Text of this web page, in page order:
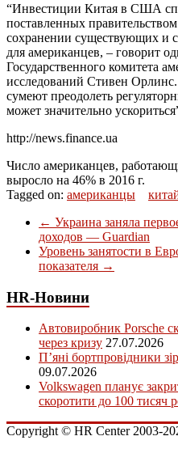
“Инвестиции Китая в США
поставленных правительством
сохранении существующих и
для американцев, – говорит
Государственного комитета
исследований Стивен
сумеют преодолеть
может значительно
http://news.finance.ua
Число американцев,
выросло на 46% в 2016 г.
Tagged on: американцы
← Украина заняла
доходов — Guardian
Уровень занятости в
показателя →
HR-Новини
Автовиробник Porsche
через кризу 27.07.2026
П’яні бортпровідники
09.07.2026
Volkswagen планує
скоротити до 100 тисяч
Copyright © HR Center 2003-